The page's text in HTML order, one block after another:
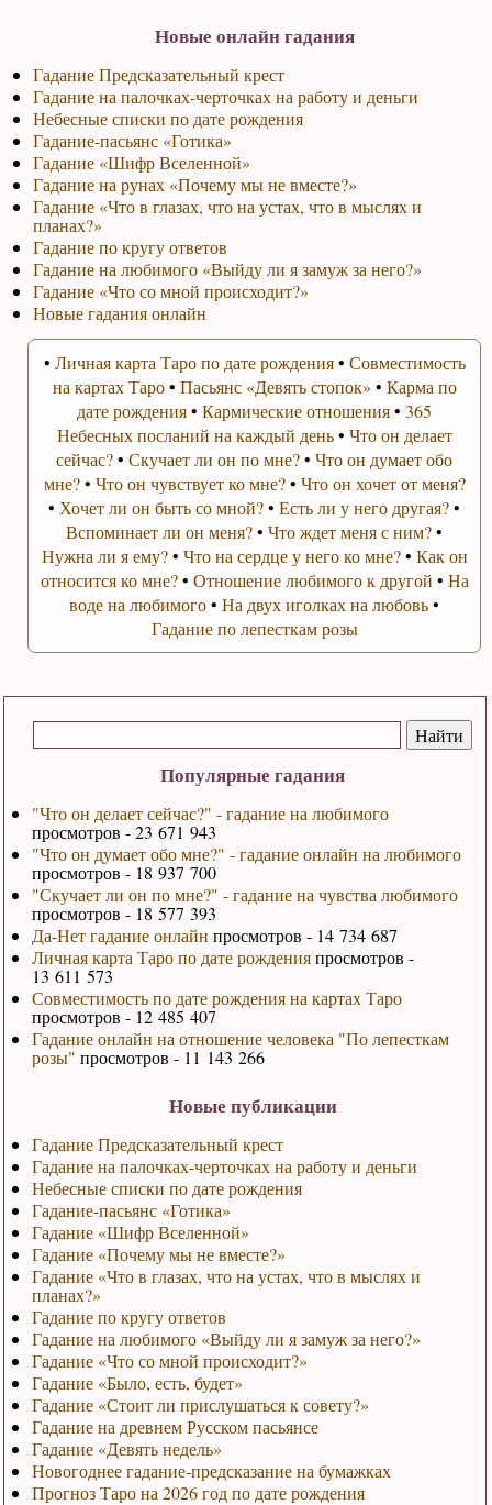
Популярные гадания
"Что он делает сейчас?" - гадание на любимого
просмотров - 23 671 943
"Что он думает обо мне?" - гадание онлайн на любимого
просмотров - 18 937 700
"Скучает ли он по мне?" - гадание на чувства любимого
просмотров - 18 577 393
Да-Нет гадание онлайн просмотров - 14 734 687
Личная карта Таро по дате рожденияпросмотров -
13 611 573
Совместимость по дате рождения на картах Таро
просмотров - 12 485 407
Гадание онлайн на отношение человека "По лепесткам
розы" просмотров - 11 143 266
Новые публикации
Гадание Предсказательный крест
Гадание на палочках-черточках на работу и деньги
Небесные списки по дате рождения
Гадание-пасьянс «Готика»
Гадание «Шифр Вселенной»
Гадание «Почему мы не вместе?»
Гадание «Что в глазах, что на устах, что в мыслях и
планах?»
Гадание по кругу ответов
Гадание на любимого «Выйду ли я замуж за него?»
Гадание «Что со мной происходит?»
Гадание «Было, есть, будет»
Гадание «Стоит ли прислушаться к совету?»
Гадание на древнем Русском пасьянсе
Гадание «Девять недель»
Новогоднее гадание-предсказание на бумажках
Прогноз Таро на 2026 год по дате рождения
Новые онлайн гадания
Гадание Предсказательный крест
Гадание на палочках-черточках на работу и деньги
Небесные списки по дате рождения
Гадание-пасьянс «Готика»
Гадание «Шифр Вселенной»
Гадание на рунах «Почему мы не вместе?»
Гадание «Что в глазах, что на устах, что в мыслях и
планах?»
Гадание по кругу ответов
Гадание на любимого «Выйду ли я замуж за него?»
Гадание «Что со мной происходит?»
Новые гадания онлайн
• Личная карта Таро по дате рождения• Совместимость
на картах Таро• Пасьянс «Девять стопок» • Карма по
дате рождения•Кармические отношения•365
Небесных посланий на каждый день• Что он делает
сейчас?•Скучает ли он по мне?•Что он думает обо
мне?• Что он чувствует ко мне?• Что он хочет от меня?
• Хочет ли он быть со мной?•Есть ли у него другая?•
Вспоминает ли он меня?•Что ждет меня с ним?•
Нужна ли я ему?• Что на сердце у него ко мне?• Как он
относится ко мне?• Отношение любимого к другой • На
воде на любимого•На двух иголках на любовь•
Гадание по лепесткам розы